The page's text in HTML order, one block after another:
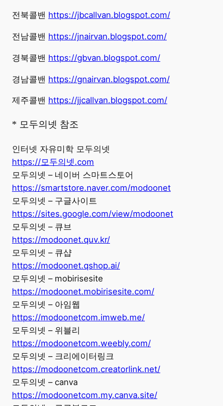
전북콜밴 https://jbcallvan.blogspot.com/
전남콜밴 https://jnairvan.blogspot.com/
경북콜밴 https://gbvan.blogspot.com/
경남콜밴 https://gnairvan.blogspot.com/
제주콜밴 https://jjcallvan.blogspot.com/
* 모두의넷 참조
인터넷 자유미학 모두의넷
https://모두의넷.com
모두의넷 – 네이버 스마트스토어
https://smartstore.naver.com/modoonet
모두의넷 – 구글사이트
https://sites.google.com/view/modoonet
모두의넷 – 큐브
https://modoonet.quv.kr/
모두의넷 – 큐샵
https://modoonet.qshop.ai/
모두의넷 – mobirisesite
https://modoonet.mobirisesite.com/
모두의넷 – 아임웹
https://modoonetcom.imweb.me/
모두의넷 – 위블리
https://modoonetcom.weebly.com/
모두의넷 – 크리에이터링크
https://modoonetcom.creatorlink.net/
모두의넷 – canva
https://modoonetcom.my.canva.site/